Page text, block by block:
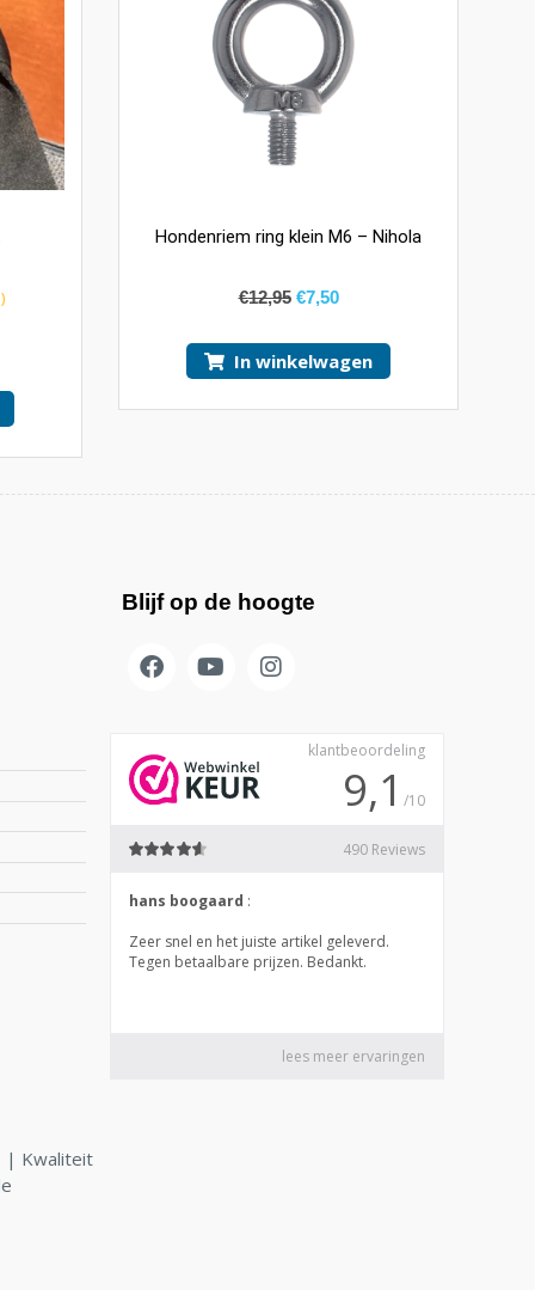
Hondenriem ring klein M6 – Nihola
€12,95 €7,50
In winkelwagen
| Kwaliteit
Blijf op de hoogte